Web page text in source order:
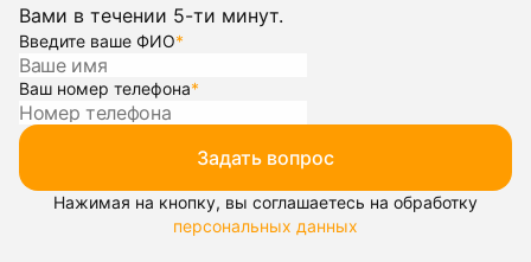
Вами в течении 5-ти минут.
Введите ваше ФИО*
Ваш номер телефона*
Задать вопрос
Нажимая на кнопку, вы соглашаетесь на обработку
персональных данных